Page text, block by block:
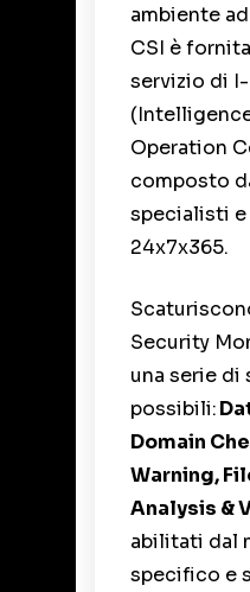
ambiente
CSI è
servizio di
Operation
composto
specialisti
24x7x365.
Security
una serie di
possibili:
Domain
Warning,
Analysis &
abilitati dal
specifico e